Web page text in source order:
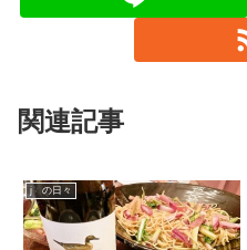
関連記事
j の日々